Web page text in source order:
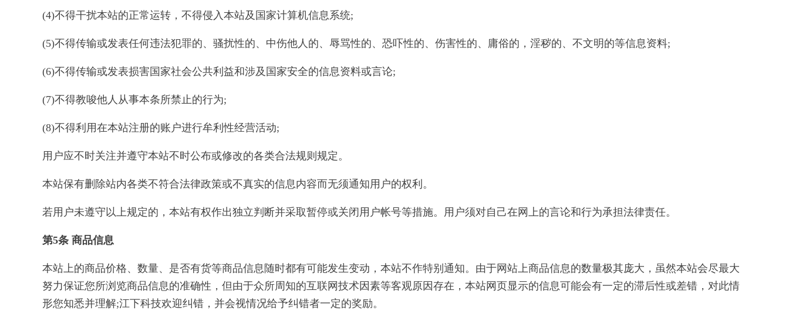
(4)不得干扰本站的正常运转，不得侵入本站及国家计算机信息系统;
(5)不得传输或发表任何违法犯罪的、骚扰性的、中伤他人的、辱骂性的、恐吓性的、伤害性的、庸俗的，淫秽的、不文明的等信息资料;
(6)不得传输或发表损害国家社会公共利益和涉及国家安全的信息资料或言论;
(7)不得教唆他人从事本条所禁止的行为;
(8)不得利用在本站注册的账户进行牟利性经营活动;
用户应不时关注并遵守本站不时公布或修改的各类合法规则规定。
本站保有删除站内各类不符合法律政策或不真实的信息内容而无须通知用户的权利。
若用户未遵守以上规定的，本站有权作出独立判断并采取暂停或关闭用户帐号等措施。用户须对自己在网上的言论和行为承担法律责任。
第5条 商品信息
本站上的商品价格、数量、是否有货等商品信息随时都有可能发生变动，本站不作特别通知。由于网站上商品信息的数量极其庞大，虽然本站会尽最大
努力保证您所浏览商品信息的准确性，但由于众所周知的互联网技术因素等客观原因存在，本站网页显示的信息可能会有一定的滞后性或差错，对此情
形您知悉并理解;江下科技欢迎纠错，并会视情况给予纠错者一定的奖励。